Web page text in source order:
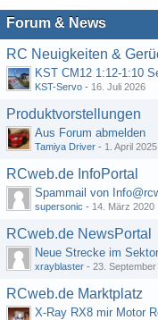
Forum & News
RC Neuigkeiten &
KST CM12 1:12-1:10
KST-Servo - 16. Juli 2026
Produktvorstellungen
Aus Forum abmelden
Tamiya Driver - 1. April 2025
RCweb.de InfoPortal
Spammail von
supersonic - 14. März 2020
RCweb.de NewsPortal
Neue Strecke im Sektor
xrayblaster - 23.
RCweb.de Marktplatz
X-Ray RX8 mir Motor